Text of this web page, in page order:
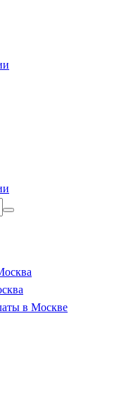
в Москве